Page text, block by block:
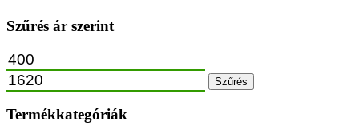
Szűrés ár szerint
Szűrés
Termékkategóriák